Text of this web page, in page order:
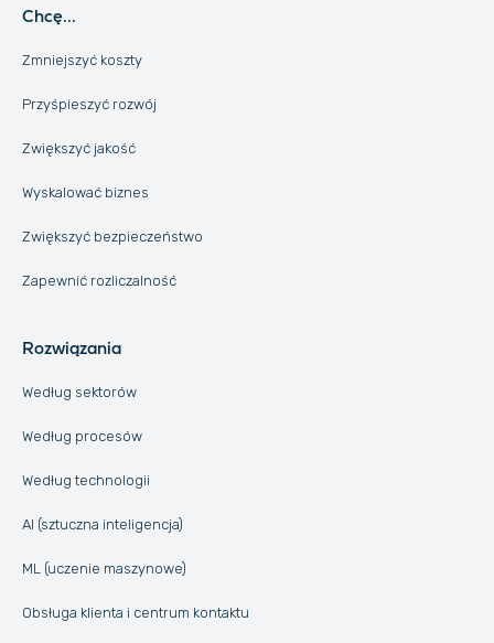
Chcę...
Zmniejszyć koszty
Przyśpieszyć rozwój
Zwiększyć jakość
Wyskalować biznes
Zwiększyć bezpieczeństwo
Zapewnić rozliczalność
Rozwiązania
Według sektorów
Według procesów
Według technologii
AI (sztuczna inteligencja)
ML (uczenie maszynowe)
Obsługa klienta i centrum kontaktu